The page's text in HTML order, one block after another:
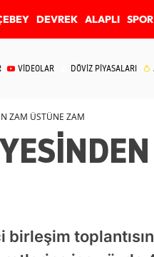
DEVREK ALAPLI SPOR
VİDEOLAR DÖVİZ PİYASALARI
ZAM ÜSTÜNE ZAM